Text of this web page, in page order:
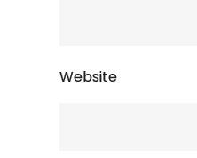
Website